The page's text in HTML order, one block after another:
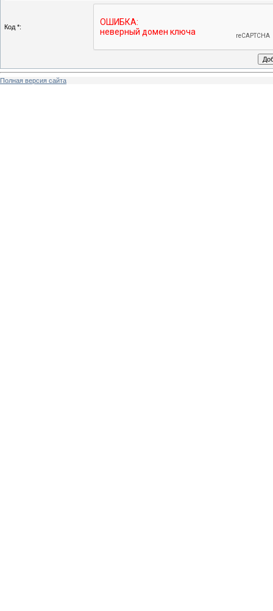
Код *:
Полная версия сайта